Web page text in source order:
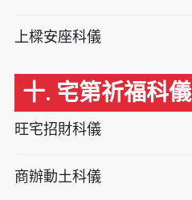
上樑安座科儀
十. 宅第祈福科儀
旺宅招財科儀
商辦動土科儀